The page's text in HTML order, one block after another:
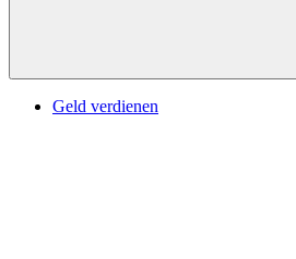
Geld verdienen